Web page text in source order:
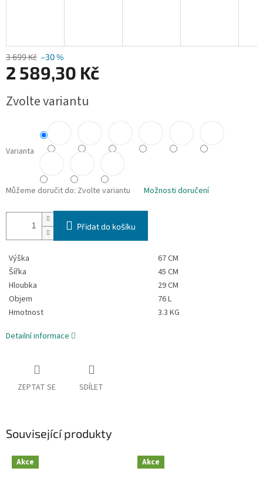
3 699 Kč –30 %
2 589,30 Kč
cena:
Zvolte variantu
Varianta
Můžeme doručit do: Zvolte variantu Možnosti doručení
Přidat do košíku
Výška
67 CM
Šířka
45 CM
Hloubka
29 CM
Objem
76 L
Hmotnost
3.3 KG
Detailní informace
ZEPTAT SE SDÍLET
Související produkty
Akce Akce